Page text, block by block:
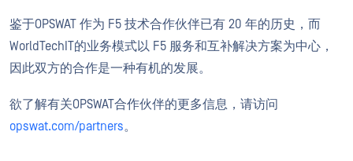
鉴于OPSWAT 作为 F5 技术合作伙伴已有 20 年的历史，而
WorldTechIT的业务模式以 F5 服务和互补解决方案为中心，
因此双方的合作是一种有机的发展。
欲了解有关OPSWAT合作伙伴的更多信息，请访问
opswat.com/partners。